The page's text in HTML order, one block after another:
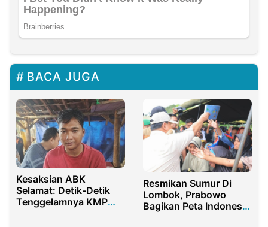
BACA JUGA
Kesaksian ABK
Selamat: Detik-Detik
Tenggelamnya KMP
Resmikan Sumur Di
Lombok, Prabowo
Bagikan Peta Indonesia